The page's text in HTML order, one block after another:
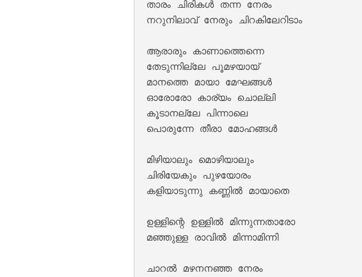
Kulirillam Vaazhum Lyrics – Jalolsavam [2004]
താരം ചിരികൾ തന്ന നേരം
നറുനിലാവ് നേരും ചിറകിലേറിടാം
ആരാരും കാണാത്തെന്നെ
തേടുന്നില്ലേ പൂമഴയായ്
മാനത്തെ മായാ മേഘങ്ങൾ
ഓരോരോ കാര്യം ചൊല്ലി
കൂടാനല്ലേ പിന്നാലെ
പൊരുന്നേ തീരാ മോഹങ്ങൾ
മിഴിയാലും മൊഴിയാലും
ചിരിയേകും പുഴയോരം
കളിയാടുന്നു കണ്ണിൽ മായാതെ
ഉള്ളിന്റെ ഉള്ളിൽ മിന്നുന്നതാരോ
മഞ്ഞുള്ള രാവിൽ മിന്നാമിന്നി
ചാറൽ മഴനനഞ്ഞ നേരം